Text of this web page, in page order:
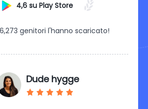
4,6 su Play Store
genitori l'hanno scaricato!
Dude hygge